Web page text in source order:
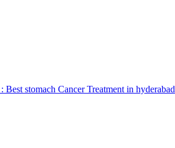
stomach Cancer Treatment in hyderabad